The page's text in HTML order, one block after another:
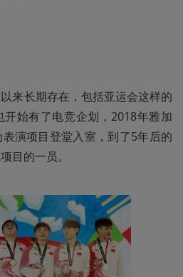
来长期存在，包括亚运会这样的
始有了电竞企划，2018年雅加
演项目登堂入室，到了5年后的
目的一员。